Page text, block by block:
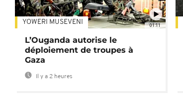
01:11
YOWERI MUSEVENI
L’Ouganda autorise le
déploiement de troupes à
Gaza
Il y a 2 heures